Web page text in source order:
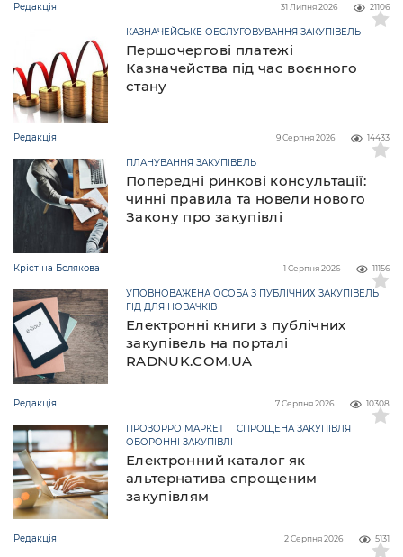
Редакція 21106
31 Липня 2026
Першочергові платежі
Казначейства під час воєнного
стану
КАЗНАЧЕЙСЬКЕ ОБСЛУГОВУВАННЯ ЗАКУПІВЕЛЬ
Редакція 14433
9 Серпня 2026
Попередні ринкові консультації:
чинні правила та новели нового
Закону про закупівлі
ПЛАНУВАННЯ ЗАКУПІВЕЛЬ
Крістіна Бєлякова 11156
1 Серпня 2026
Електронні книги з публічних
закупівель на порталі
RADNUK.COM.UA
УПОВНОВАЖЕНА ОСОБА З ПУБЛІЧНИХ ЗАКУПІВЕЛЬ
ГІД ДЛЯ НОВАЧКІВ
Редакція 10308
7 Серпня 2026
Електронний каталог як
альтернатива спрощеним
закупівлям
ПРОЗОРРО МАРКЕТ
СПРОЩЕНА ЗАКУПІВЛЯ
ОБОРОННІ ЗАКУПІВЛІ
Редакція 5131
2 Серпня 2026